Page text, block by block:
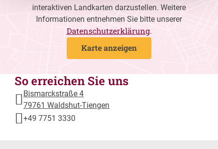
interaktiven Landkarten darzustellen. Weitere
Informationen entnehmen Sie bitte unserer
Datenschutzerklärung.
Karte anzeigen
So erreichen Sie uns
Bismarckstraße 4
79761 Waldshut-Tiengen
+49 7751 3330